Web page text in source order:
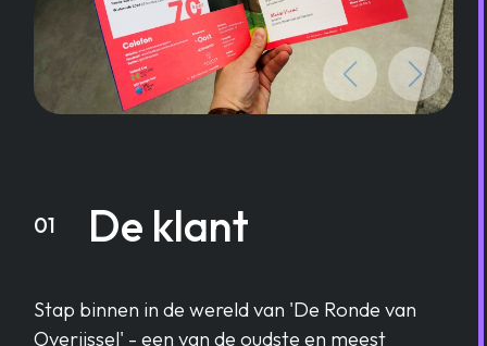
01 De klant
Stap binnen in de wereld van 'De Ronde van
Overijssel' - een van de oudste en meest